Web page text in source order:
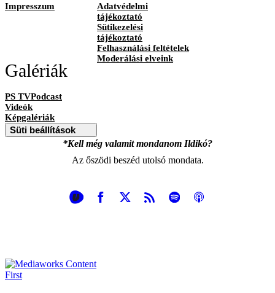
Impresszum
Adatvédelmi
tájékoztató
Sütikezelési
tájékoztató
Felhasználási feltételek
Moderálási elveink
Galériák
PS TVPodcast
Videók
Képgalériák
Süti beállítások
*Kell még valamit mondanom Ildikó?
Az őszödi beszéd utolsó mondata.